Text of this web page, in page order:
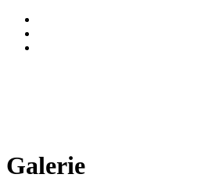
Galerie